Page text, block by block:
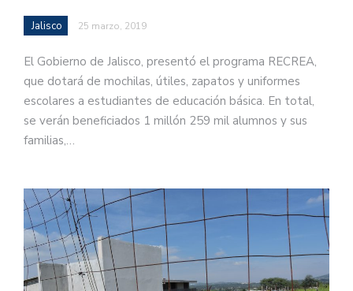
Jalisco 25 marzo, 2019
El Gobierno de Jalisco, presentó el programa RECREA,
que dotará de mochilas, útiles, zapatos y uniformes
escolares a estudiantes de educación básica. En total,
se verán beneficiados 1 millón 259 mil alumnos y sus
familias,…